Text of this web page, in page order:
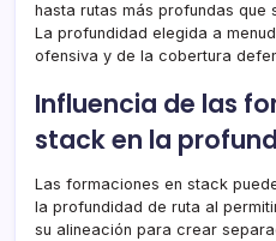
hasta rutas más profundas que
La profundidad elegida a
ofensiva y de la cobertura
Influencia de las
stack en la
Las formaciones en stack
la profundidad de ruta al
su alineación para crear